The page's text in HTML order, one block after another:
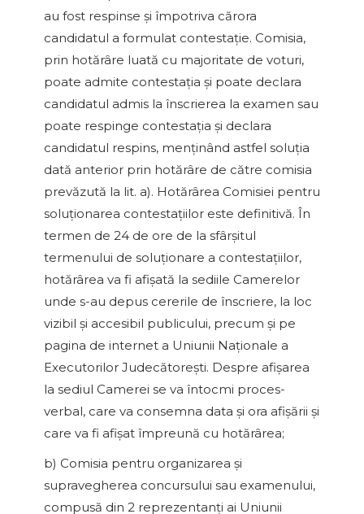
au fost respinse şi împotriva cărora
candidatul a formulat contestaţie. Comisia,
prin hotărâre luată cu majoritate de voturi,
poate admite contestaţia şi poate declara
candidatul admis la înscrierea la examen sau
poate respinge contestaţia şi declara
candidatul respins, menţinând astfel soluţia
dată anterior prin hotărâre de către comisia
prevăzută la lit. a). Hotărârea Comisiei pentru
soluţionarea contestaţiilor este definitivă. În
termen de 24 de ore de la sfârşitul
termenului de soluţionare a contestaţiilor,
hotărârea va fi afişată la sediile Camerelor
unde s-au depus cererile de înscriere, la loc
vizibil şi accesibil publicului, precum şi pe
pagina de internet a Uniunii Naţionale a
Executorilor Judecătoreşti. Despre afişarea
la sediul Camerei se va întocmi proces-
verbal, care va consemna data şi ora afişării şi
care va fi afişat împreună cu hotărârea;
b) Comisia pentru organizarea şi
supravegherea concursului sau examenului,
compusă din 2 reprezentanţi ai Uniunii